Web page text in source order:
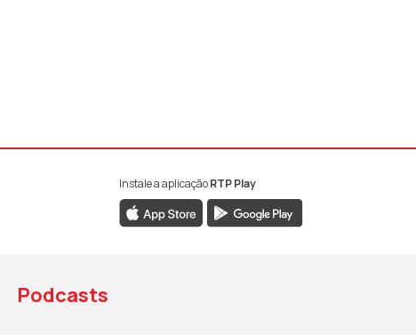
da RTP Antena 1
da RTP Antena 1
ao YouTube da RTP Antena 1
Instale a aplicaçãoRTP Play
Podcasts